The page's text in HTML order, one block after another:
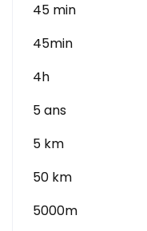
45 min
45min
4h
5 ans
5 km
50 km
5000m